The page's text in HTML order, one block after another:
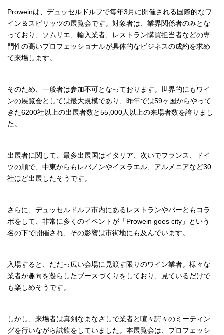
Proweinは、デュッセルドルフで毎年3月に開催される国際的なワ
イン＆スピリッツの展覧会です。対象者は、業界関係者のみとな
っており、ソムリエ、輸入業者、レストラン購買担当者などの専
門性の高いプロフェッショナルが具体的なビジネスの成約を求め
て来場します。
そのため、一般者は参加不可となっております。世界的にもワイ
ンの展覧会としては最大規模であり、昨年では59ヶ国からやって
きた6200社以上の出展者数と55,000人以上の来場者数を誇りまし
た。
出展者に関して、最多出展国はイタリア、次いでフランス、ドイ
ツの順で、中東からもレバノンやイスラエル、アルメニアなど30
社ほど出展したそうです。
さらに、デュッセルドルフ市内にあるレストランやバーともコラ
ボをして、非常に多くのイベントが「Prowein goes city」という
名の下で開催され、その影響は市街地にも及んでいます。
入場すると、だだっ広い会場に見渡す限りのワイン業者。様々な
業者が趣向を凝らしたブースづくりをしており、見ているだけで
も楽しめそうです。
しかし、来場者は真剣なまなざしで業者と喧々諤々のミーティン
グを行いながら試飲をしていました。本展覧会は、プロフェッシ